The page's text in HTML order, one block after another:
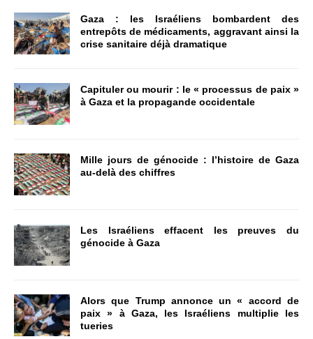
Gaza : les Israéliens bombardent des
entrepôts de médicaments, aggravant ainsi la
crise sanitaire déjà dramatique
Capituler ou mourir : le « processus de paix »
à Gaza et la propagande occidentale
Mille jours de génocide : l’histoire de Gaza
au-delà des chiffres
Les Israéliens effacent les preuves du
génocide à Gaza
Alors que Trump annonce un « accord de
paix » à Gaza, les Israéliens multiplie les
tueries